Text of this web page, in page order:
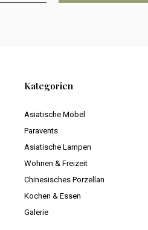
Kategorien
Asiatische Möbel
Paravents
Asiatische Lampen
Wohnen & Freizeit
Chinesisches Porzellan
Kochen & Essen
Galerie